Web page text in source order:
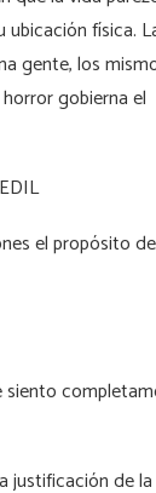
física.
gente, los
gobierna el
el propósito de
siento
justificación de la